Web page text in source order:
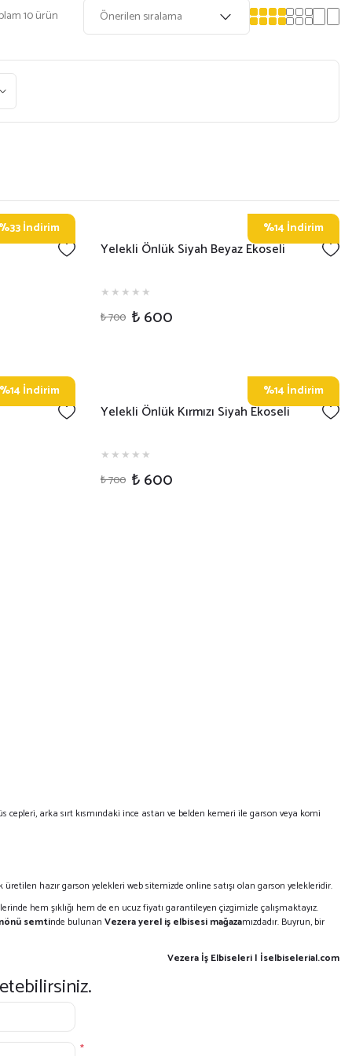
10 ürün
%33 İndirim %14 İndirim
Yelekli Önlük Siyah Beyaz Ekoseli
₺ 700 ₺ 600
%14 İndirim %14 İndirim
Yelekli Önlük Kırmızı Siyah Ekoseli
₺ 700 ₺ 600
arka sırt kısmındaki ince astarı ve belden kemeri ile garson veya komi
hazır garson yelekleri web sitemizde online satışı olan garson yelekleridir.
hem şıklığı hem de en ucuz fiyatı garantileyen çizgimizle çalışmaktayız.
semtinde bulunan Vezera yerel iş elbisesi mağazamızdadır. Buyrun, bir
Vezera İş Elbiseleri | İselbiselerial.com
*